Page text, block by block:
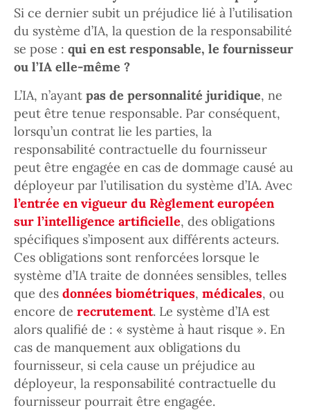
Si ce dernier subit un préjudice lié à l’utilisation
du système d’IA, la question de la responsabilité
se pose : qui en est responsable, le fournisseur
ou l’IA elle-même ?
L’IA, n’ayant pas de personnalité juridique, ne
peut être tenue responsable. Par conséquent,
lorsqu’un contrat lie les parties, la
responsabilité contractuelle du fournisseur
peut être engagée en cas de dommage causé au
déployeur par l’utilisation du système d’IA. Avec
l’entrée en vigueur du Règlement européen
sur l’intelligence artificielle, des obligations
spécifiques s’imposent aux différents acteurs.
Ces obligations sont renforcées lorsque le
système d’IA traite de données sensibles, telles
que des données biométriques, médicales, ou
encore de recrutement. Le système d’IA est
alors qualifié de : « système à haut risque ». En
cas de manquement aux obligations du
fournisseur, si cela cause un préjudice au
déployeur, la responsabilité contractuelle du
fournisseur pourrait être engagée.